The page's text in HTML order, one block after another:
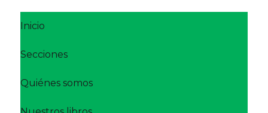
Inicio
Secciones
Quiénes somos